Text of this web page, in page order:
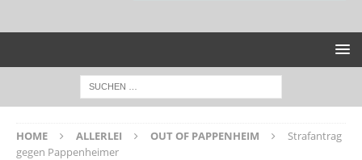
HOME ALLERLEI OUT OF PAPPENHEIM
Strafantrag
gegen Pappenheimer